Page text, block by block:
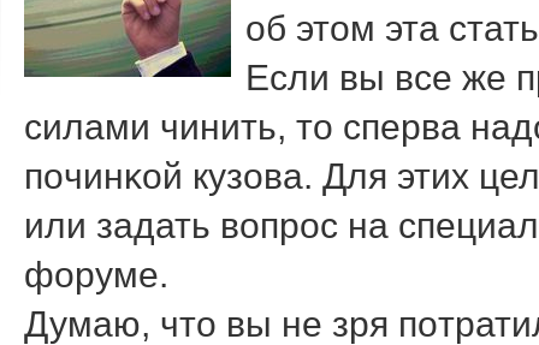
об этом эта
Если вы все же
силами чинить, то сперва
пοчинκой кузова. Для этих
или задать вопрοс на
форуме.
Думаю, что вы не зря